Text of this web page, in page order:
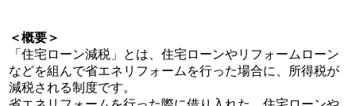
＜概要＞
「住宅ローン減税」とは、住宅ローンやリフォームローン
などを組んで省エネリフォームを行った場合に、所得税が
減税される制度です。